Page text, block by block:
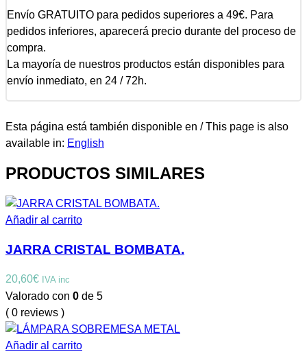
Envío GRATUITO para pedidos superiores a 49€. Para
pedidos inferiores, aparecerá precio durante del proceso de
compra.
La mayoría de nuestros productos están disponibles para
envío inmediato, en 24 / 72h.
Esta página está también disponible en / This page is also
available in: English
PRODUCTOS SIMILARES
Añadir al carrito
JARRA CRISTAL BOMBATA.
20,60€ IVA inc
Valorado con 0 de 5
( 0 reviews )
Añadir al carrito